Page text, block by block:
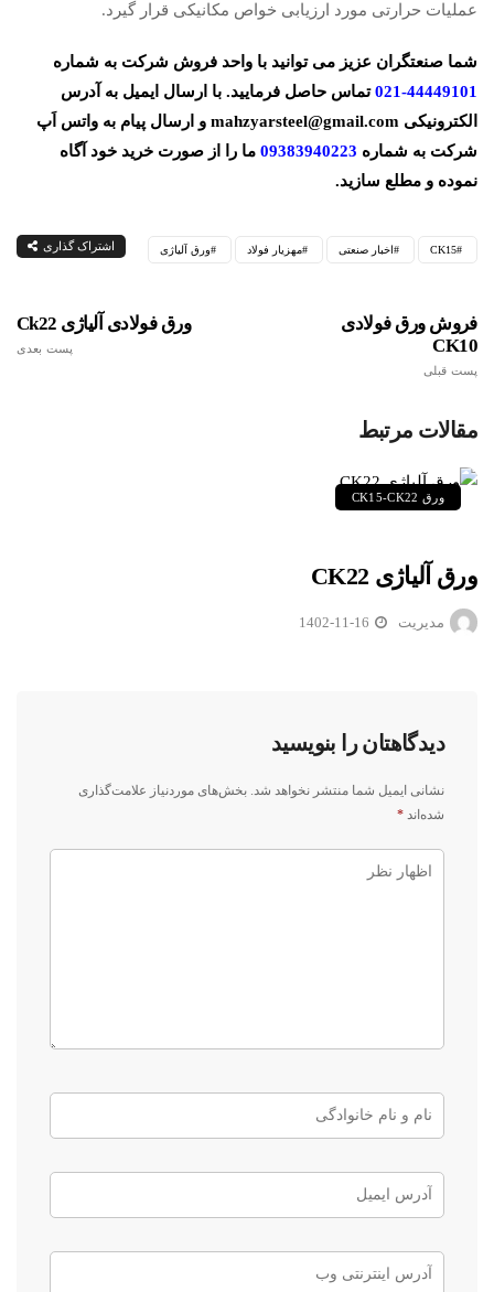
عملیات حرارتی مورد ارزیابی خواص مکانیکی قرار گیرد.
شما صنعتگران عزیز می توانید با واحد فروش شرکت به شماره
44449101-021
تماس حاصل فرمایید. با ارسال ایمیل به آدرس
الکترونیکی mahzyarsteel@gmail.com و ارسال پیام به واتس اَپ
شرکت به شماره 09383940223 ما را از صورت خرید خود آگاه
نموده و مطلع سازید.
CK15 اخبار صنعتی مهزیار فولاد ورق آلیاژی اشتراک گذاری
ورق فولادی آلیاژی Ck22
پست بعدی
فروش ورق فولادی
CK10
پست قبلی
مقالات مرتبط
ورق CK15-CK22
ورق آلیاژی CK22
مدیریت 1402-11-16
دیدگاهتان را بنویسید
نشانی ایمیل شما منتشر نخواهد شد. بخش‌های موردنیاز علامت‌گذاری
شده‌اند *